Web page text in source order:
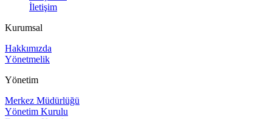
İletişim
Kurumsal
Hakkımızda
Yönetmelik
Yönetim
Merkez Müdürlüğü
Yönetim Kurulu